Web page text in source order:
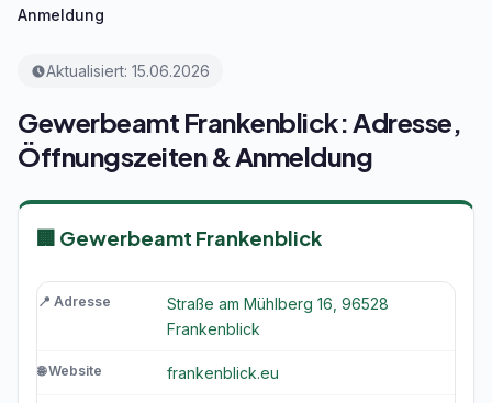
Anmeldung
Aktualisiert: 15.06.2026
Gewerbeamt Frankenblick: Adresse,
Öffnungszeiten & Anmeldung
🏢 Gewerbeamt Frankenblick
📍 Adresse
Straße am Mühlberg 16, 96528
Frankenblick
🌐 Website frankenblick.eu